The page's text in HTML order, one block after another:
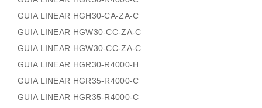
GUIA LINEAR HGH30-CA-ZA-C
GUIA LINEAR HGW30-CC-ZA-C
GUIA LINEAR HGW30-CC-ZA-C
GUIA LINEAR HGR30-R4000-H
GUIA LINEAR HGR35-R4000-C
GUIA LINEAR HGR35-R4000-C